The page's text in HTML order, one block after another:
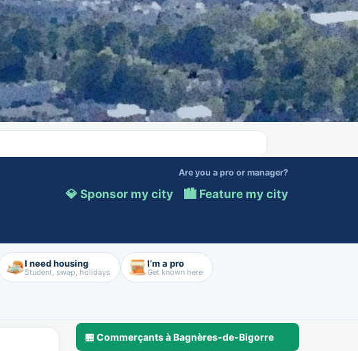
Are you a pro or manager?
💎 Sponsor my city · 🏙️ Feature my city
I need housing
Student, swap, holidays
I’m a pro
Get known here
🏪 Commerçants à Bagnères-de-Bigorre